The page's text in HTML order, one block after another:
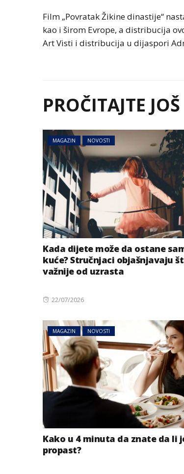
Film „Povratak Žikine dinastije“
kao i širom Evrope, a distribucija
Art Visti i distribucija u dijaspori
PROČITAJTE JOŠ
MAGAZIN NOVOSTI
Kada dijete može da ostane
kuće? Stručnjaci objašnjavaju
važnije od uzrasta
Posted
22/07/2026
MAGAZIN NOVOSTI
Kako u 4 minuta da znate da li
propast?